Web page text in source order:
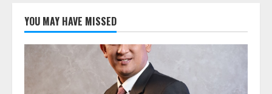
YOU MAY HAVE MISSED